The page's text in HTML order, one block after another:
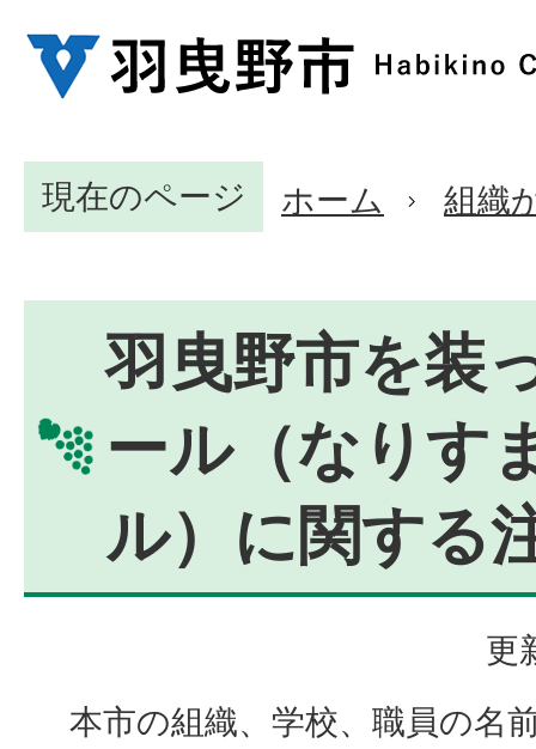
現在のページ ホーム 組織
羽曳野市を装
ール（なりす
ル）に関する
更
本市の組織、学校、職員の名